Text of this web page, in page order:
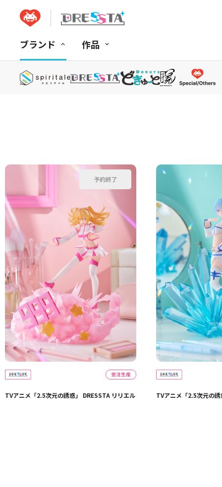
ブランド 作品
並べ替え： 商品コード 商品名 発売日 価格(安い順) 価格(高い順)
TVアニメ「2.5次元の誘惑」 DRESSTA リリエル TVアニメ「2.5次元の